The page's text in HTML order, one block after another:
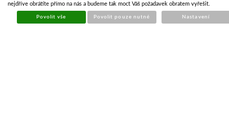
Kód: VES038
Cena bez DPH35 528,93 Kč
nejdříve obrátíte přímo na nás a budeme tak moct Váš požadavek obratem vyřešit.
Povolit vše Povolit pouze nutné Nastavení